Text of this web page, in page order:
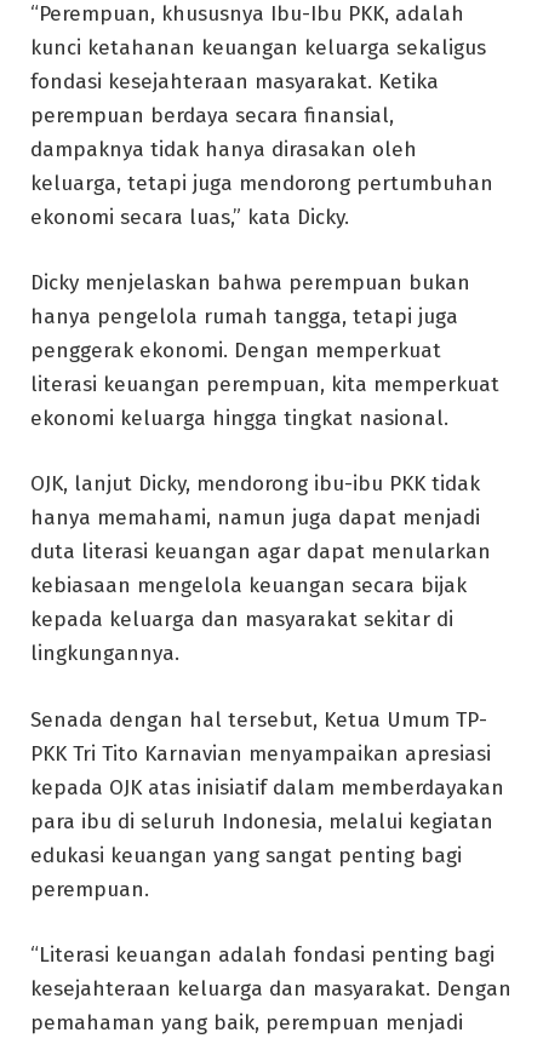
“Perempuan, khususnya Ibu-Ibu PKK, adalah
kunci ketahanan keuangan keluarga sekaligus
fondasi kesejahteraan masyarakat. Ketika
perempuan berdaya secara finansial,
dampaknya tidak hanya dirasakan oleh
keluarga, tetapi juga mendorong pertumbuhan
ekonomi secara luas,” kata Dicky.
Dicky menjelaskan bahwa perempuan bukan
hanya pengelola rumah tangga, tetapi juga
penggerak ekonomi. Dengan memperkuat
literasi keuangan perempuan, kita memperkuat
ekonomi keluarga hingga tingkat nasional.
OJK, lanjut Dicky, mendorong ibu-ibu PKK tidak
hanya memahami, namun juga dapat menjadi
duta literasi keuangan agar dapat menularkan
kebiasaan mengelola keuangan secara bijak
kepada keluarga dan masyarakat sekitar di
lingkungannya.
Senada dengan hal tersebut, Ketua Umum TP-
PKK Tri Tito Karnavian menyampaikan apresiasi
kepada OJK atas inisiatif dalam memberdayakan
para ibu di seluruh Indonesia, melalui kegiatan
edukasi keuangan yang sangat penting bagi
perempuan.
“Literasi keuangan adalah fondasi penting bagi
kesejahteraan keluarga dan masyarakat. Dengan
pemahaman yang baik, perempuan menjadi